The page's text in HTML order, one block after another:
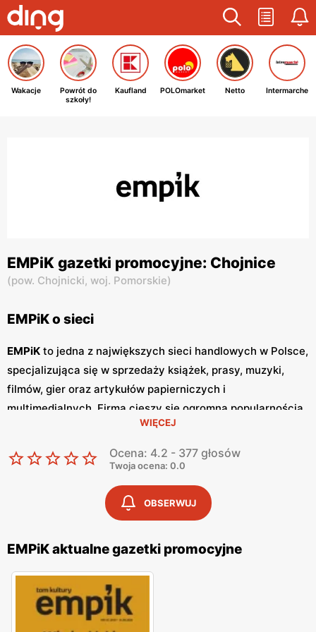
Wakacje
Powrót do
szkoły!
Kaufland POLOmarket Netto Intermarche
EMPiK gazetki promocyjne: Chojnice
(pow. Chojnicki, woj. Pomorskie)
EMPiK o sieci
EMPiK to jedna z największych sieci handlowych w Polsce,
specjalizująca się w sprzedaży książek, prasy, muzyki,
filmów, gier oraz artykułów papierniczych i
multimedialnych. Firma cieszy się ogromną popularnością
dzięki szerokiemu asortymentowi produktów, wysokiej
jakości obsługi oraz atrakcyjnym
niskim cenom
cenią sobie również częstepromocje
zakupy w wyjątkowo korzystnych warunkach. Jednym z
kluczowych elementów strategii marketingowej
regularnie wydawanegazetki promocyjne
prezentują najnowsze oferty specjalne, nowości
produktowe oraz sezonowe wyprzedaże, dzięki czemu
klienci mogą planować swoje zakupy i korzystać z
wyjątkowych okazji cenowych. Są one dostępne zarówno
w formie papierowej w sklepach, jak i online, co pozwala
WIĘCEJ
Ocena: 4.2 - 377 głosów
Twoja ocena: 0.0
OBSERWUJ
EMPiK aktualne gazetki promocyjne